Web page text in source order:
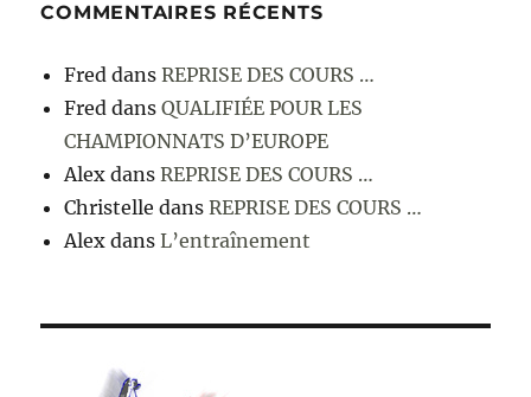
COMMENTAIRES RÉCENTS
Fred dansREPRISE DES COURS …
Fred dansQUALIFIÉE POUR LES
CHAMPIONNATS D’EUROPE
Alex dansREPRISE DES COURS …
Christelle dansREPRISE DES COURS …
Alex dansL’entraînement